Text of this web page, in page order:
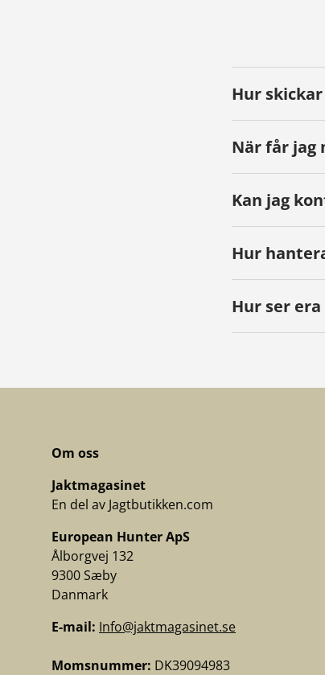
Hur
När får jag
Kan jag
Hur
Hur ser
Om oss
Jaktmagasinet
En del av Jagtbutikken.com
European Hunter ApS
Ålborgvej 132
9300 Sæby
Danmark
E-mail: Info@jaktmagasinet.se
Momsnummer: DK39094983